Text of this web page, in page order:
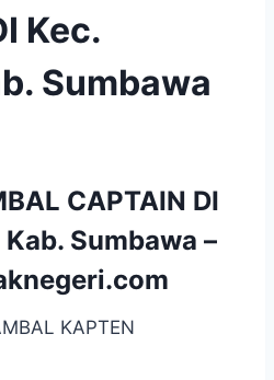
Kec.
Sumbawa
CAPTAIN DI
Sumbawa –
KAPTEN